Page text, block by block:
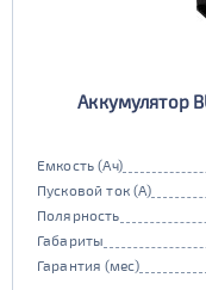
Аккумулятор
Емкость (Ач)
Пусковой ток (А)
Полярность
Габариты
Гарантия (мес)